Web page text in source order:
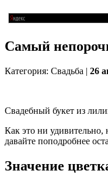
Самый
Категория: Свадьба | 26
Свадебный букет из
Как это ни
давайте поподробнее
Значение